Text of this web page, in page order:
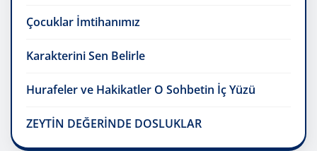
Çocuklar İmtihanımız
Karakterini Sen Belirle
Hurafeler ve Hakikatler O Sohbetin İç Yüzü
ZEYTİN DEĞERİNDE DOSLUKLAR